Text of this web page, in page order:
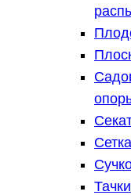
Тачки